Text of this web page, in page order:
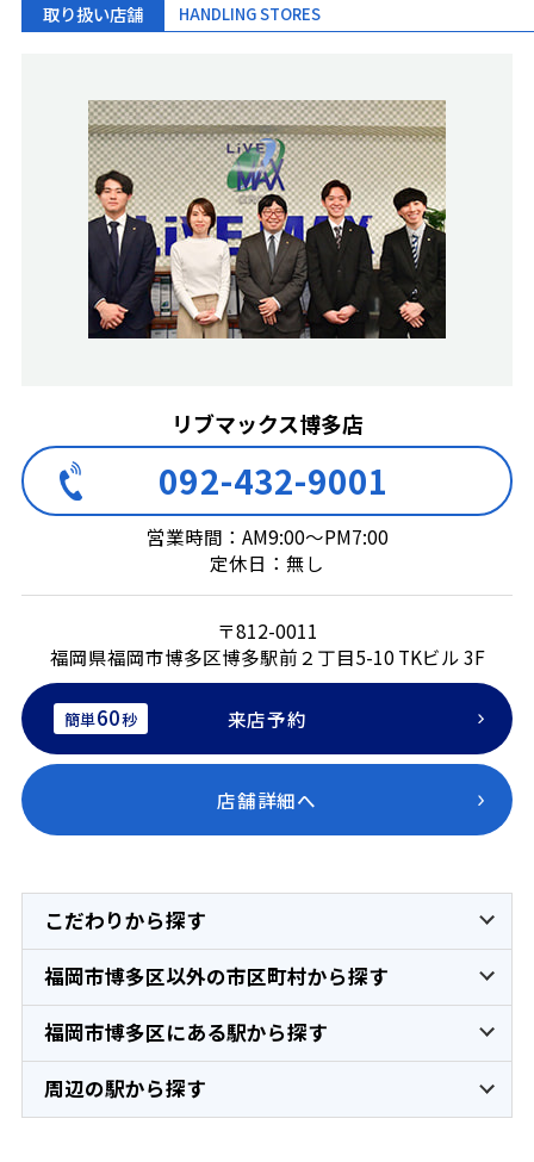
取り扱い店舗 HANDLING STORES
リブマックス博多店
092-432-9001
営業時間：AM9:00～PM7:00
定休日：無し
〒812-0011
福岡県福岡市博多区博多駅前２丁目5-10 TKビル 3F
簡単60秒 来店予約
店舗詳細へ
こだわりから探す
福岡市博多区以外の市区町村から探す
福岡市博多区にある駅から探す
周辺の駅から探す